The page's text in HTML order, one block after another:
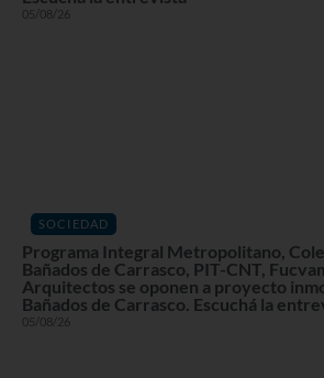
05/08/26
SOCIEDAD
Programa Integral Metropolitano,
Bañados de Carrasco, PIT-CNT,
Arquitectos se oponen a proyecto
Bañados de Carrasco. Escuchá la
05/08/26